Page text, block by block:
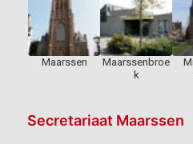
Maarssen
Maarssenbroe
k
Secretariaat Maarssen